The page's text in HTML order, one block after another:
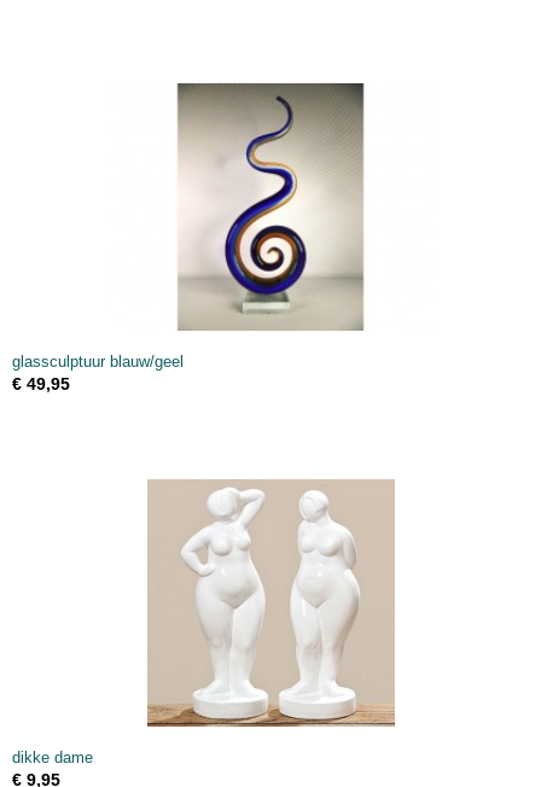
glassculptuur blauw/geel
€ 49,95
dikke dame
€ 9,95